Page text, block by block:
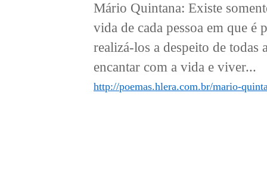
Mário Quintana: Existe
vida de cada pessoa em que é
realizá-los a despeito de todas
encantar com a vida e viver...
http://poemas.hlera.com.br/mario-